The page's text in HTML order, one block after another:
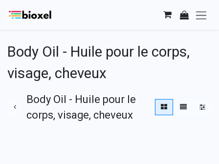
Body Oil - Huile pour le corps,
visage, cheveux
Body Oil - Huile pour le
corps, visage, cheveux